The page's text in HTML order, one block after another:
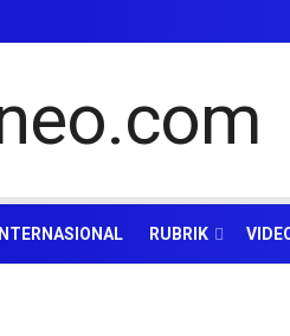
INTERNASIONAL RUBRIK